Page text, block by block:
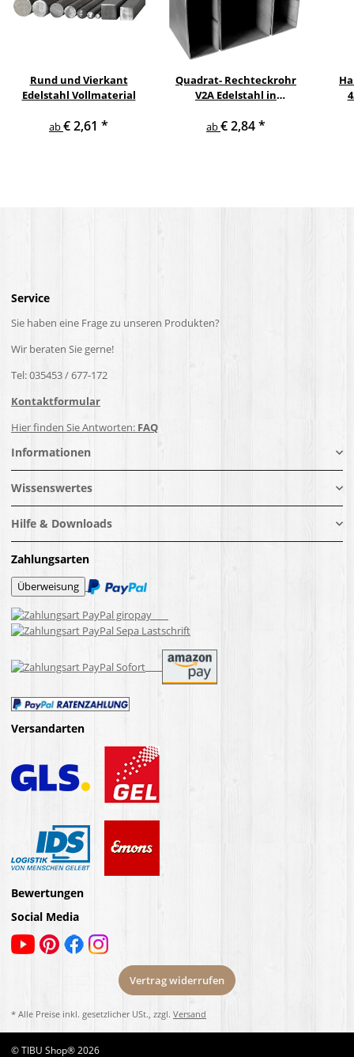
Rund und Vierkant
Edelstahl Vollmaterial
ab€ 2,61 *
Quadrat- Rechteckrohr
V2A Edelstahl in
Querschnitten und
ab€ 2,84*
Service
Sie haben eine Frage zu unseren Produkten?
Wir beraten Sie gerne!
Tel: 035453 / 677-172
Kontaktformular
Hier finden Sie Antworten: FAQ
Informationen
Wissenswertes
Hilfe & Downloads
Zahlungsarten
Versandarten
Bewertungen
Social Media
Vertrag widerrufen
* Alle Preise inkl. gesetzlicher USt., zzgl. Versand
© TIBU Shop® 2026